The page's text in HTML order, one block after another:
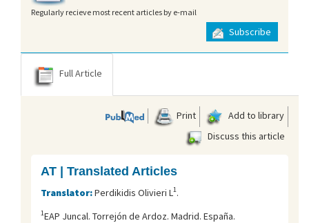
Regularly recieve most recent articles by e-mail
Subscribe
Full Article
Print
Add to library
Discuss this article
AT | Translated Articles
Translator:Perdikidis Olivieri L 1.
1EAP Juncal. Torrejón de Ardoz. Madrid. España.